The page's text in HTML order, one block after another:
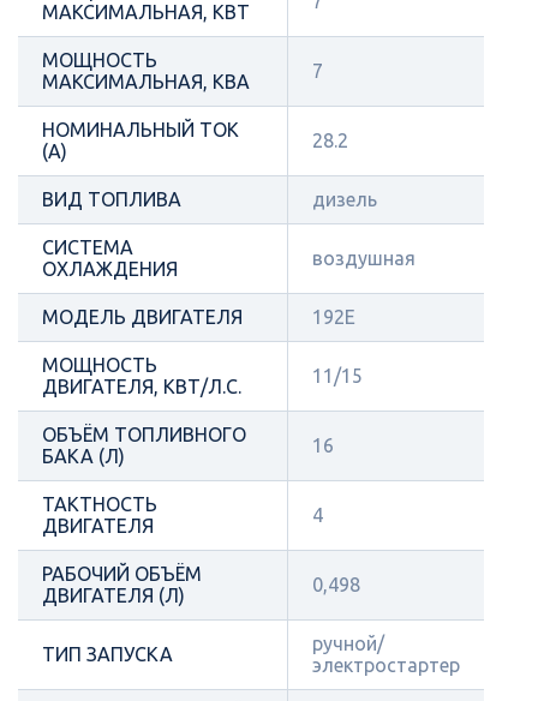
МАКСИМАЛЬНАЯ, КВТ
МОЩНОСТЬ
МАКСИМАЛЬНАЯ, КВА
7
НОМИНАЛЬНЫЙ ТОК
(А)
28.2
ВИД ТОПЛИВА дизель
СИСТЕМА
ОХЛАЖДЕНИЯ
воздушная
МОДЕЛЬ ДВИГАТЕЛЯ 192E
МОЩНОСТЬ
ДВИГАТЕЛЯ, КВТ/Л.С.
11/15
ОБЪЁМ ТОПЛИВНОГО
БАКА (Л)
16
ТАКТНОСТЬ
ДВИГАТЕЛЯ
4
РАБОЧИЙ ОБЪЁМ
ДВИГАТЕЛЯ (Л)
0,498
ТИП ЗАПУСКА
ручной/
электростартер